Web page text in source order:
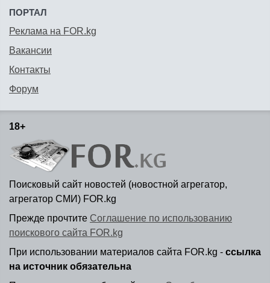
ПОРТАЛ
Реклама на FOR.kg
Вакансии
Контакты
Форум
18+
Поисковый сайт новостей (новостной агрегатор,
агрегатор СМИ) FOR.kg
Прежде прочтите Соглашение по использованию
поискового сайта FOR.kg
При использовании материалов сайта FOR.kg - ссылка
на источник обязательна